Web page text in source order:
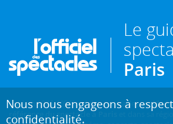
Le
Paris
Créé en 1946, L'Officiel des spectacles est
référence du spectacle à Paris
et dans sa
Nous nous engageons à
confidentialité.